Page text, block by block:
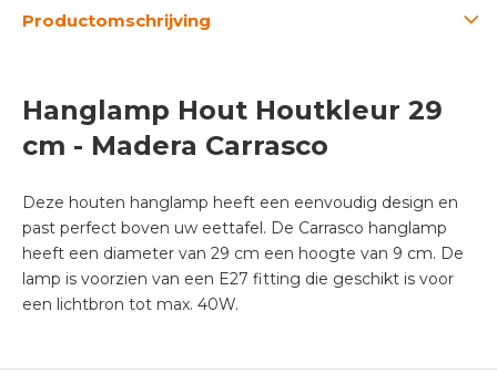
Productomschrijving
Hanglamp Hout Houtkleur 29
cm - Madera Carrasco
Deze houten hanglamp heeft een eenvoudig design en
past perfect boven uw eettafel. De Carrasco hanglamp
heeft een diameter van 29 cm een hoogte van 9 cm. De
lamp is voorzien van een E27 fitting die geschikt is voor
een lichtbron tot max. 40W.